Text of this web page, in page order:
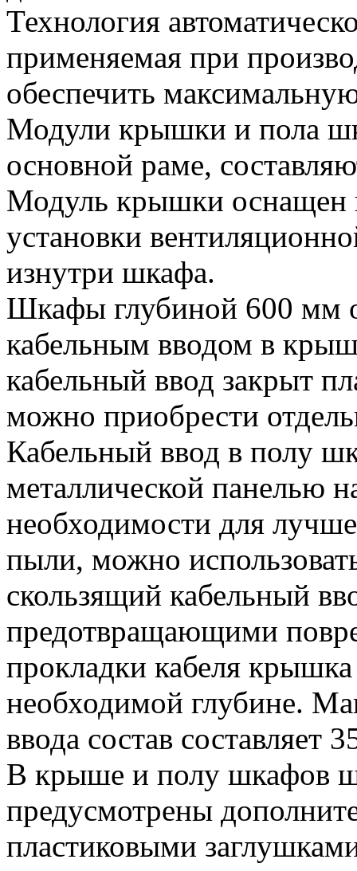
Технология
применяемая при
обеспечить
Модули крышки и пола
основной раме,
Модуль крышки оснащен
установки
изнутри шкафа.
Шкафы глубиной 600 мм
кабельным вводом в
кабельный ввод закрыт
можно приобрести
Кабельный ввод в полу
металлической панелью
необходимости для
пыли, можно
скользящий кабельный
предотвращающими
прокладки кабеля
необходимой глубине.
ввода состав составляет
В крыше и полу шкафов
предусмотрены
пластиковыми